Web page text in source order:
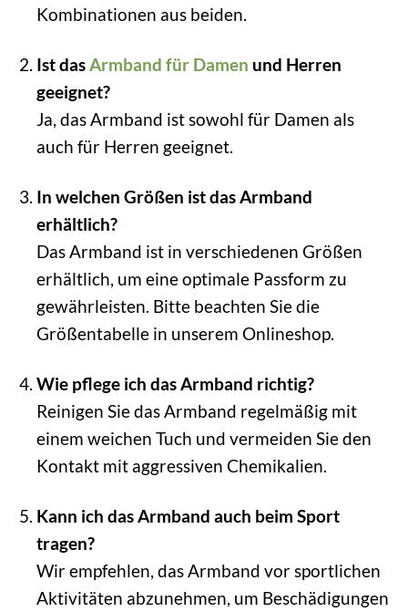
Kombinationen aus beiden.
Ist dasArmband für Damen und Herren
geeignet?
Ja, das Armband ist sowohl für Damen als
auch für Herren geeignet.
In welchen Größen ist das Armband
erhältlich?
Das Armband ist in verschiedenen Größen
erhältlich, um eine optimale Passform zu
gewährleisten. Bitte beachten Sie die
Größentabelle in unserem Onlineshop.
Wie pflege ich das Armband richtig?
Reinigen Sie das Armband regelmäßig mit
einem weichen Tuch und vermeiden Sie den
Kontakt mit aggressiven Chemikalien.
Kann ich das Armband auch beim Sport
tragen?
Wir empfehlen, das Armband vor sportlichen
Aktivitäten abzunehmen, um Beschädigungen